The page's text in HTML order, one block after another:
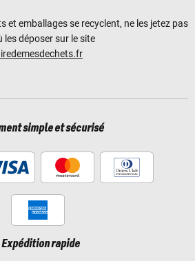
et emballages se recyclent, ne les jetez pas
les déposer sur le site
simple et sécurisé
Expédition rapide